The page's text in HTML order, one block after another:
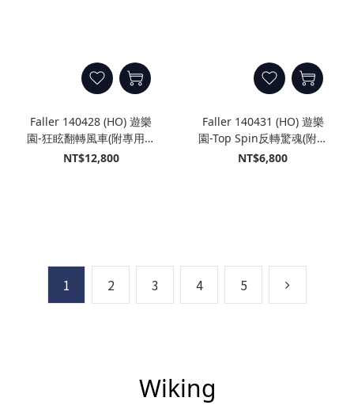
Faller 140428 (HO) 遊樂
園-狂眩翻轉風車(附專用驅
動電機)
NT$12,800
Faller 140431 (HO) 遊樂
園-Top Spin反轉驚魂(附專
用驅動電機)
NT$6,800
1 2 3 4 5
Wiking